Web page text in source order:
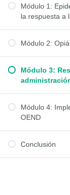
Módulo 1:
la respuesta a
Módulo 2:
Módulo 3:
Módulo 4:
OEND
Conclusión